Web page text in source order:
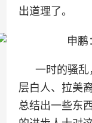
出道理了。
一时的骚
层白人、拉美
总结出一些东